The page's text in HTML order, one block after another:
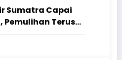
Sumatra Capai
Pemulihan Terus